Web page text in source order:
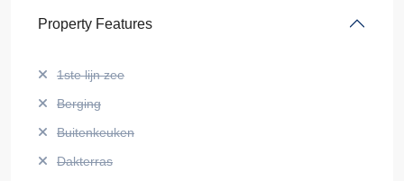
Property Features
1ste lijn zee
Berging
Buitenkeuken
Dakterras